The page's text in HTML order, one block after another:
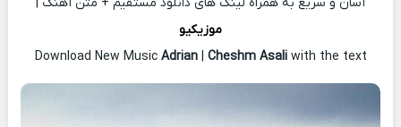
موزیکیو
Download New Music Adrian| Cheshm Asali with the text